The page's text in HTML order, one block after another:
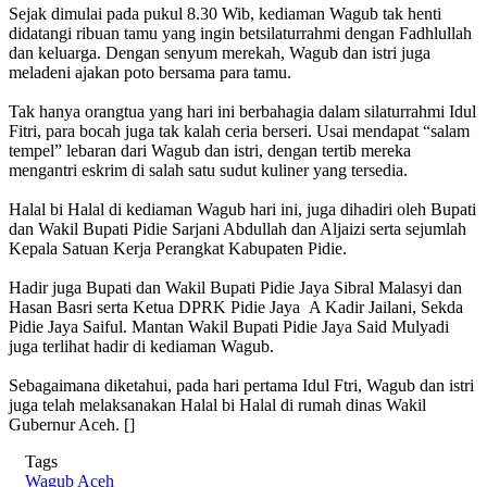
Sejak dimulai pada pukul 8.30 Wib, kediaman Wagub tak henti
didatangi ribuan tamu yang ingin betsilaturrahmi dengan Fadhlullah
dan keluarga. Dengan senyum merekah, Wagub dan istri juga
meladeni ajakan poto bersama para tamu.
Tak hanya orangtua yang hari ini berbahagia dalam silaturrahmi Idul
Fitri, para bocah juga tak kalah ceria berseri. Usai mendapat “salam
tempel” lebaran dari Wagub dan istri, dengan tertib mereka
mengantri eskrim di salah satu sudut kuliner yang tersedia.
Halal bi Halal di kediaman Wagub hari ini, juga dihadiri oleh Bupati
dan Wakil Bupati Pidie Sarjani Abdullah dan Aljaizi serta sejumlah
Kepala Satuan Kerja Perangkat Kabupaten Pidie.
Hadir juga Bupati dan Wakil Bupati Pidie Jaya Sibral Malasyi dan
Hasan Basri serta Ketua DPRK Pidie Jaya A Kadir Jailani, Sekda
Pidie Jaya Saiful. Mantan Wakil Bupati Pidie Jaya Said Mulyadi
juga terlihat hadir di kediaman Wagub.
Sebagaimana diketahui, pada hari pertama Idul Ftri, Wagub dan istri
juga telah melaksanakan Halal bi Halal di rumah dinas Wakil
Gubernur Aceh. []
Tags
Wagub Aceh